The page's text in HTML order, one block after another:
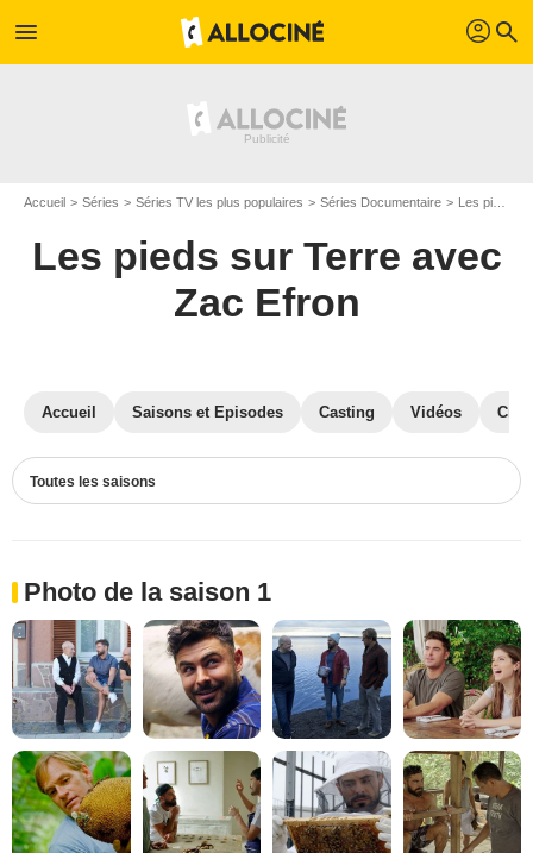
menu profil search
Accueil Séries Séries TV les plus populaires Séries Documentaire Les pieds sur Terre avec Zac Efron
Les pieds sur Terre avec
Zac Efron
Accueil Saisons et Episodes Casting Vidéos
Toutes les saisons
Photo de la saison 1